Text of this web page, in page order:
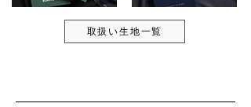
取扱い生地一覧